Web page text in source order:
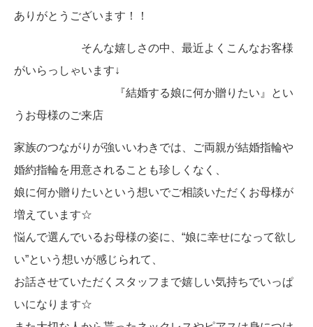
ありがとうございます！！
そんな嬉しさの中、最近よくこんなお客様
がいらっしゃいます↓
『結婚する娘に何か贈りたい』とい
うお母様のご来店
家族のつながりが強いいわきでは、ご両親が結婚指輪や
婚約指輪を用意されることも珍しくなく、
娘に何か贈りたいという想いでご相談いただくお母様が
増えています☆
悩んで選んでいるお母様の姿に、“娘に幸せになって欲し
い”という想いが感じられて、
お話させていただくスタッフまで嬉しい気持ちでいっぱ
いになります☆